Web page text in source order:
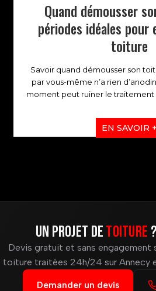
Quand démousser
périodes idéales
toiture
Savoir quand démousser son
par vous-même n’a rien
moment peut ruiner le traitement
EN SAVOIR +
Un projet detoiture
Devis gratuit et sans engagement
toiture traitées 24h/24 sur Annecy
Demander un devis